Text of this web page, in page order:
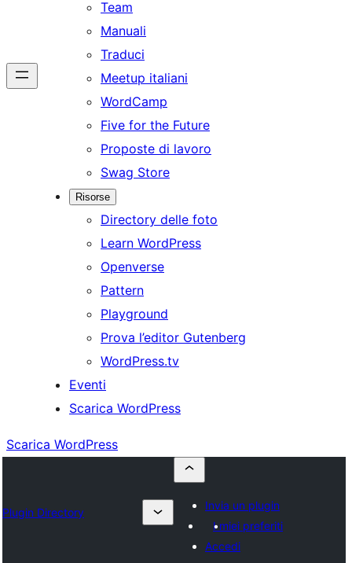
Team
Manuali
Traduci
Meetup italiani
WordCamp
Five for the Future
Proposte di lavoro
Swag Store
Risorse
Directory delle foto
Learn WordPress
Openverse
Pattern
Playground
Prova l’editor Gutenberg
WordPress.tv
Eventi
Scarica WordPress
Scarica WordPress
Plugin Directory
Invia un plugin
I miei preferiti
Accedi